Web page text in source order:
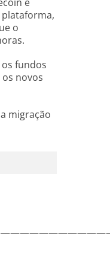
o
fundos
novos
migração